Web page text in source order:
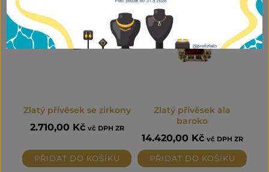
Zlatý přívěsek se zirkony
2.710,00 Kč vč DPH ZR
PŘIDAT DO KOŠÍKU
Zlatý přívěsek ala
baroko
14.420,00 Kč vč DPH ZR
PŘIDAT DO KOŠÍKU